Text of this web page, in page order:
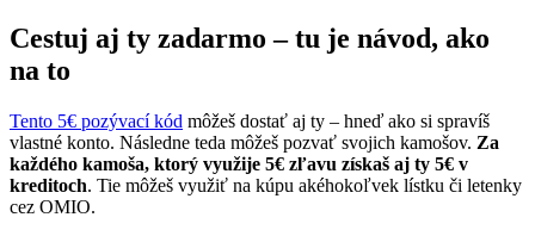
Cestuj aj ty zadarmo – tu je návod, ako
na to
Tento 5€ pozývací kód môžeš dostať aj ty – hneď ako si spravíš
vlastné konto. Následne teda môžeš pozvať svojich kamošov. Za
každého kamoša, ktorý využije 5€ zľavu získaš aj ty 5€ v
kreditoch. Tie môžeš využiť na kúpu akéhokoľvek lístku či letenky
cez OMIO.